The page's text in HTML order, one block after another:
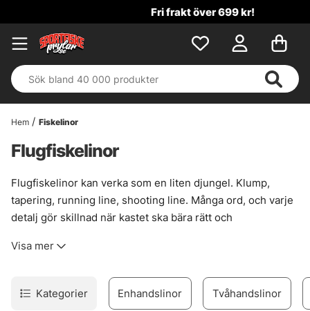
Fri frakt över 699 kr!
Hem Fiskelinor
Flugfiskelinor
Flugfiskelinor kan verka som en liten djungel. Klump,
tapering, running line, shooting line. Många ord, och varje
detalj gör skillnad när kastet ska bära rätt och
Här finns linor för både den som just börjat och den som
lugnare och mer träffsäkert, särskilt när förhållandena
skiftar mellan vind, avstånd och flugval. En lite knepig
Visa mer
Kategorier Enhandslinor Tvåhandslinor